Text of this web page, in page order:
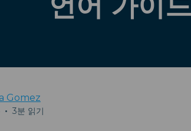
에콰도르 이집트
Gomez
• 3분 읽기